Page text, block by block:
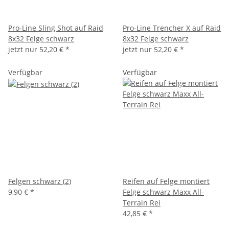
Pro-Line Sling Shot auf Raid
8x32 Felge schwarz
jetzt nur 52,20 € *
Pro-Line Trencher X auf Raid
8x32 Felge schwarz
jetzt nur 52,20 € *
Verfügbar
Felgen schwarz (2)
9,90 € *
Verfügbar
Reifen auf Felge montiert
Felge schwarz Maxx All-
Terrain Rei
42,85 € *